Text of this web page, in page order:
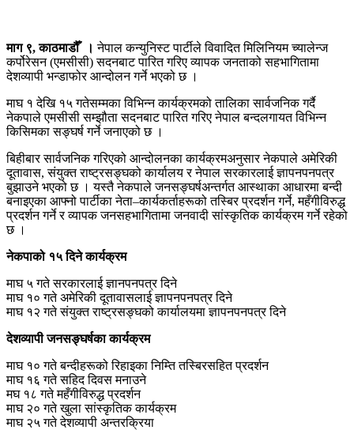
माग ९, काठमाडौँ ।नेपाल कन्युनिस्ट पार्टीले विवादित मिलिनियम च्यालेन्ज
कर्पोरेसन (एमसीसी) सदनबाट पारित गरिए व्यापक जनताको सहभागितामा
देशव्यापी भन्डाफोर आन्दोलन गर्ने भएको छ ।
माघ १ देखि १५ गतेसम्मका विभिन्न कार्यक्रमको तालिका सार्वजनिक गर्दै
नेकपाले एमसीसी सम्झौता सदनबाट पारित गरिए नेपाल बन्दलगायत विभिन्न
किसिमका सङ्घर्ष गर्ने जनाएको छ ।
बिहीबार सार्वजनिक गरिएको आन्दोलनका कार्यक्रमअनुसार नेकपाले अमेरिकी
दूतावास, संयुक्त राष्ट्रसङ्घको कार्यालय र नेपाल सरकारलाई ज्ञापनपनपत्र
बुझाउने भएको छ । यस्तै नेकपाले जनसङ्घर्षअन्तर्गत आस्थाका आधारमा बन्दी
बनाइएका आफ्नो पार्टीका नेता–कार्यकर्ताहरूको तस्बिर प्रदर्शन गर्ने, महँगीविरुद्ध
प्रदर्शन गर्ने र व्यापक जनसहभागितामा जनवादी सांस्कृतिक कार्यक्रम गर्ने रहेको
छ ।
नेकपाको १५ दिने कार्यक्रम
माघ ५ गते सरकारलाई ज्ञानपनपत्र दिने
माघ १० गते अमेरिकी दूतावासलाई ज्ञापनपनपत्र दिने
माघ १२ गते संयुक्त राष्ट्रसङ्घको कार्यालयमा ज्ञापनपनपत्र दिने
देशव्यापी जनसङ्घर्षका कार्यक्रम
माघ १० गते बन्दीहरूको रिहाइका निम्ति तस्बिरसहित प्रदर्शन
माघ १६ गते सहिद दिवस मनाउने
मघ १८ गते महँगीविरुद्ध प्रदर्शन
माघ २० गते खुला सांस्कृतिक कार्यक्रम
माघ २५ गते देशव्यापी अन्तरक्रिया